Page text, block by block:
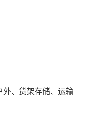
外、货架存储、运输